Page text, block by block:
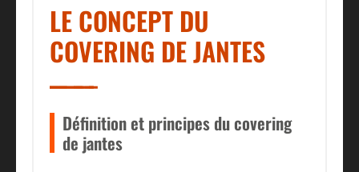
LE CONCEPT DU
COVERING DE JANTES
Définition et principes du covering
de jantes